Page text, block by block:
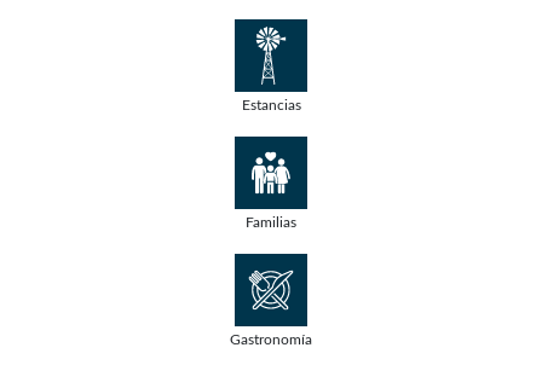
Estancias
Familias
Gastronomía